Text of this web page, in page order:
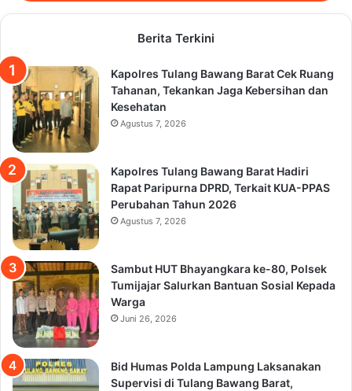
Berita Terkini
Kapolres Tulang Bawang Barat Cek Ruang
Tahanan, Tekankan Jaga Kebersihan dan
Kesehatan
Agustus 7, 2026
Kapolres Tulang Bawang Barat Hadiri
Rapat Paripurna DPRD, Terkait KUA-PPAS
Perubahan Tahun 2026
Agustus 7, 2026
Sambut HUT Bhayangkara ke-80, Polsek
Tumijajar Salurkan Bantuan Sosial Kepada
Warga
Juni 26, 2026
Bid Humas Polda Lampung Laksanakan
Supervisi di Tulang Bawang Barat,